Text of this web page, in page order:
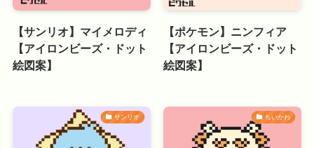
【サンリオ】マイメロディ
【アイロンビーズ・ドット
絵図案】
【ポケモン】ニンフィア
【アイロンビーズ・ドット
絵図案】
サンリオ ちいかわ